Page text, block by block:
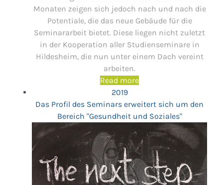
Monaten zeigen sich jedoch nach und nach die
Potentiale, die das neue Gebäude für die
Seminararbeit bietet. Diese liegen nicht zuletzt
in der Kooperation aller Studienseminare in
Hildesheim, die nun unter einem Dach vereint
arbeiten.
Read more
2019
Das Profil des Seminars erweitert sich um den
Bereich "Gesundheit und Soziales"